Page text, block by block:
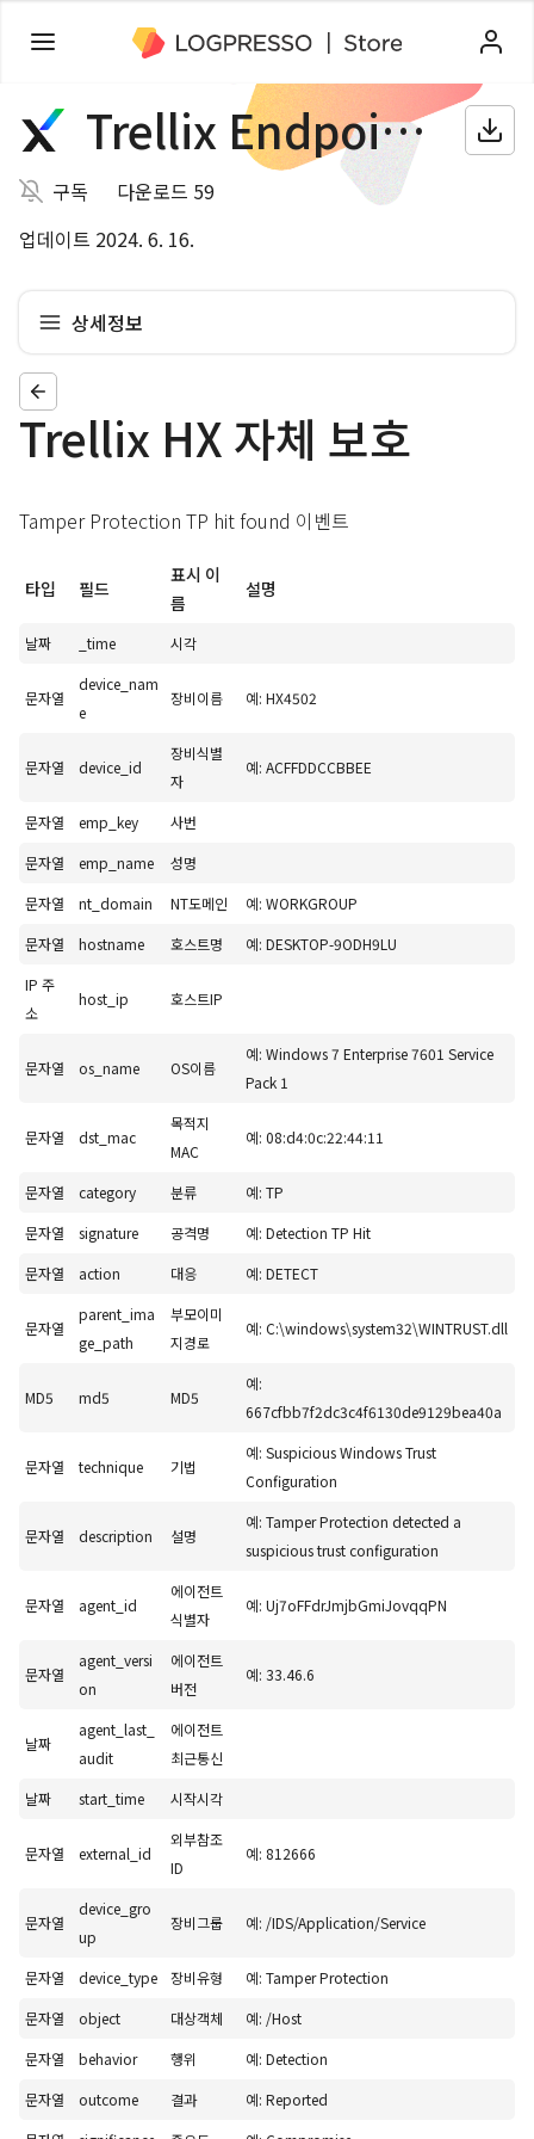
Trellix Endpoint Security
구독
다운로드 59
업데이트 2024. 6. 16.
상세정보
Trellix HX 자체 보호
Tamper Protection TP hit found 이벤트
타입 필드
표시 이
름
설명
날짜 _time 시각
문자열
device_nam
e
장비이름 예: HX4502
문자열 device_id
장비식별
자
예: ACFFDDCCBBEE
문자열 emp_key
사번
문자열
emp_name
성명
문자열
nt_domain NT도메인
예: WORKGROUP
문자열
hostname 호스트명
예: DESKTOP-9ODH9LU
IP 주
소
host_ip 호스트IP
문자열 os_name OS이름
예: Windows 7 Enterprise 7601 Service
Pack 1
문자열 dst_mac
목적지
MAC
예: 08:d4:0c:22:44:11
문자열 category 분류
예: TP
문자열
signature 공격명
예: Detection TP Hit
문자열
action 대응 예: DETECT
문자열
parent_ima
ge_path
부모이미
지경로
예: C:\windows\system32\WINTRUST.dll
MD5 md5 MD5
예:
667cfbb7f2dc3c4f6130de9129bea40a
문자열 technique 기법
예: Suspicious Windows Trust
Configuration
문자열 description 설명
예: Tamper Protection detected a
suspicious trust configuration
문자열 agent_id
에이전트
식별자
예: Uj7oFFdrJmjbGmiJovqqPN
문자열
agent_versi
on
에이전트
버전
예: 33.46.6
날짜
agent_last_
audit
에이전트
최근통신
날짜
start_time 시작시각
문자열 external_id
외부참조
ID
예: 812666
문자열
device_gro
up
장비그룹 예: /IDS/Application/Service
문자열 device_type 장비유형
예: Tamper Protection
문자열
object 대상객체
예: /Host
문자열
behavior 행위
예: Detection
문자열
outcome 결과
예: Reported